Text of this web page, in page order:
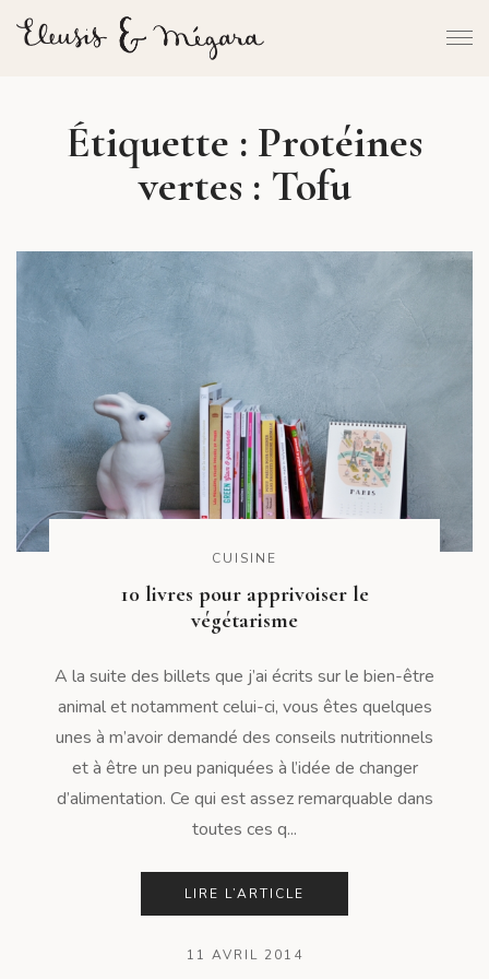
Étiquette : Protéines
vertes : Tofu
CUISINE
10 livres pour apprivoiser le
végétarisme
A la suite des billets que j’ai écrits sur le bien-être
animal et notamment celui-ci, vous êtes quelques
unes à m’avoir demandé des conseils nutritionnels
et à être un peu paniquées à l’idée de changer
d’alimentation. Ce qui est assez remarquable dans
toutes ces q...
LIRE L’ARTICLE
11 AVRIL 2014